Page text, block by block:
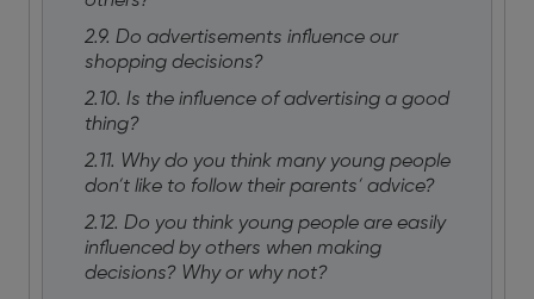
2.9. Do advertisements influence our
shopping decisions?
2.10. Is the influence of advertising a good
thing?
2.11. Why do you think many young people
don’t like to follow their parents’ advice?
2.12. Do you think young people are easily
influenced by others when making
decisions? Why or why not?